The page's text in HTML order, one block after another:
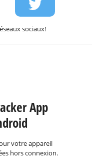
sociaux!
App
votre appareil
hors connexion.